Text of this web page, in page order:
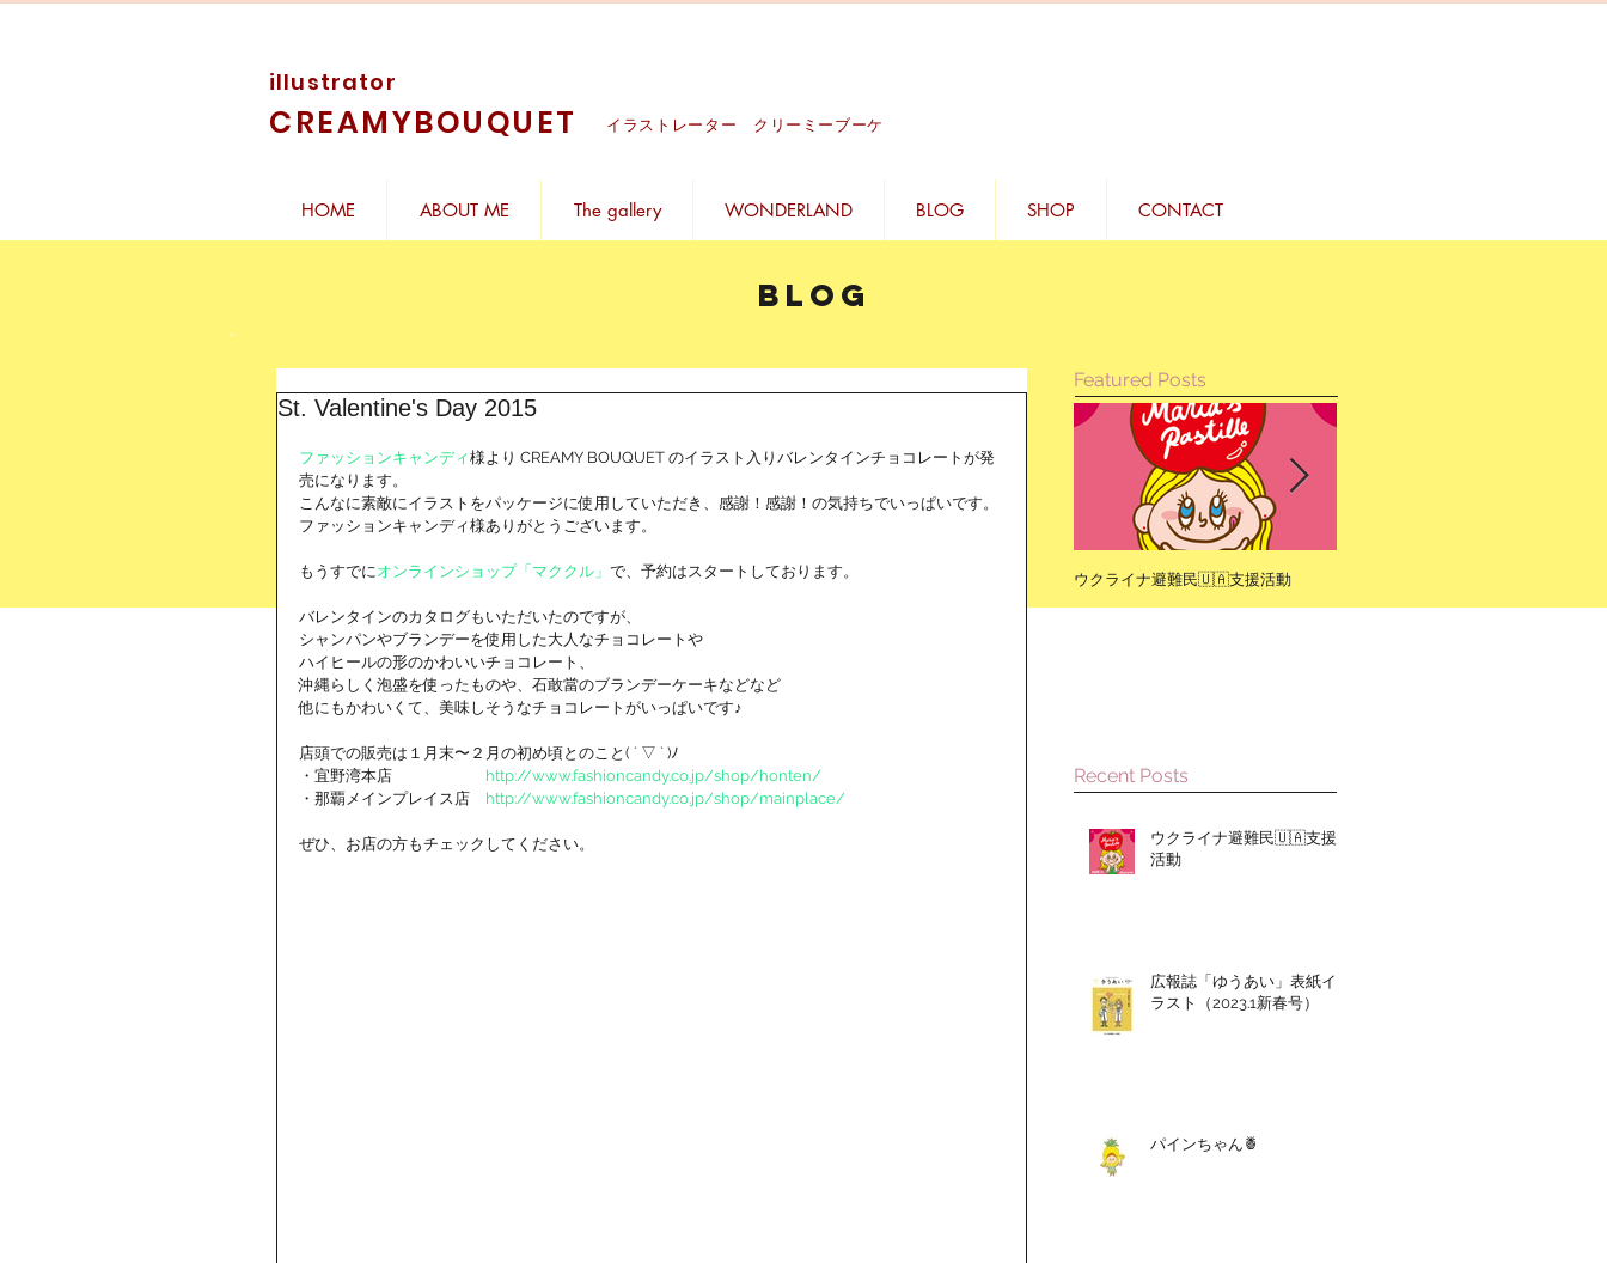
illustrator
CREAMYBOUQUET イラストレーター クリーミーブーケ
HOME ABOUT ME The gallery WONDERLAND BLOG SHOP CONTACT
BLOG
Featured Posts
ウクライナ避難民🇺🇦支援活動
Recent Posts
ウクライナ避難民🇺🇦支援
活動
広報誌「ゆうあい」表紙イ
ラスト（2023.1新春号）
パインちゃん🍍
St. Valentine's Day 2015
ファッションキャンディ様より CREAMY BOUQUET のイラスト入りバレンタインチョコレートが発
売になります。
こんなに素敵にイラストをパッケージに使用していただき、感謝！感謝！の気持ちでいっぱいです。
ファッションキャンディ様ありがとうございます。
もうすでにオンラインショップ「マククル」 で、予約はスタートしております。
バレンタインのカタログもいただいたのですが、
シャンパンやブランデーを使用した大人なチョコレートや
ハイヒールの形のかわいいチョコレート、
沖縄らしく泡盛を使ったものや、石敢當のブランデーケーキなどなど
他にもかわいくて、美味しそうなチョコレートがいっぱいです♪
店頭での販売は１月末〜２月の初め頃とのこと( ´ ▽ ` )ﾉ
・宜野湾本店 http://www.fashioncandy.co.jp/shop/honten/
・那覇メインプレイス店 http://www.fashioncandy.co.jp/shop/mainplace/
ぜひ、お店の方もチェックしてください。